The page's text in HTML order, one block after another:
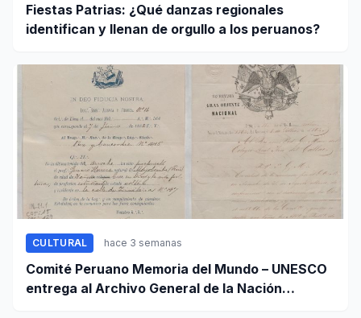
Fiestas Patrias: ¿Qué danzas regionales
identifican y llenan de orgullo a los peruanos?
CULTURAL hace 3 semanas
Comité Peruano Memoria del Mundo – UNESCO
entrega al Archivo General de la Nación